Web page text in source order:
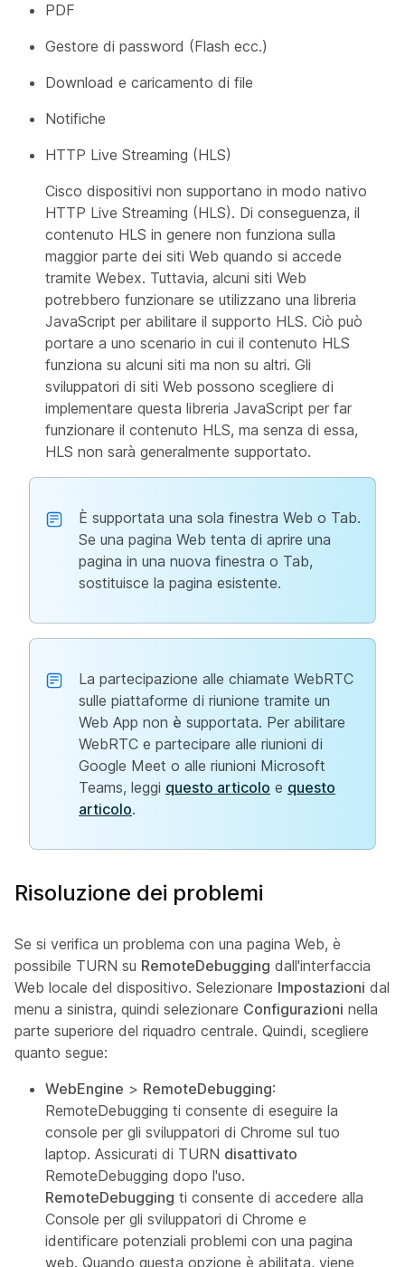
PDF
Gestore di password (Flash ecc.)
Download e caricamento di file
Notifiche
HTTP Live Streaming (HLS)
Cisco dispositivi non supportano in modo nativo
HTTP Live Streaming (HLS). Di conseguenza, il
contenuto HLS in genere non funziona sulla
maggior parte dei siti Web quando si accede
tramite Webex. Tuttavia, alcuni siti Web
potrebbero funzionare se utilizzano una libreria
JavaScript per abilitare il supporto HLS. Ciò può
portare a uno scenario in cui il contenuto HLS
funziona su alcuni siti ma non su altri. Gli
sviluppatori di siti Web possono scegliere di
implementare questa libreria JavaScript per far
funzionare il contenuto HLS, ma senza di essa,
HLS non sarà generalmente supportato.
È supportata una sola finestra Web o Tab.
Se una pagina Web tenta di aprire una
pagina in una nuova finestra o Tab,
sostituisce la pagina esistente.
La partecipazione alle chiamate WebRTC
sulle piattaforme di riunione tramite un
Web App non è supportata. Per abilitare
WebRTC e partecipare alle riunioni di
Google Meet o alle riunioni Microsoft
Teams, leggi questo articolo e questo
articolo.
Risoluzione dei problemi
Se si verifica un problema con una pagina Web, è
possibile TURN su RemoteDebugging dall'interfaccia
Web locale del dispositivo. Selezionare Impostazioni dal
menu a sinistra, quindi selezionare Configurazioni nella
parte superiore del riquadro centrale. Quindi, scegliere
quanto segue:
WebEngine > RemoteDebugging:
RemoteDebugging ti consente di eseguire la
console per gli sviluppatori di Chrome sul tuo
laptop. Assicurati di TURN disattivato
RemoteDebugging dopo l'uso.
RemoteDebugging ti consente di accedere alla
Console per gli sviluppatori di Chrome e
identificare potenziali problemi con una pagina
web. Quando questa opzione è abilitata, viene